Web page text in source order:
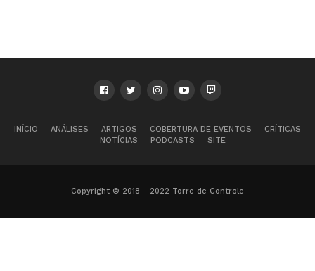
INÍCIO ANÁLISES ARTIGOS COBERTURA DE EVENTOS
CRÍTICAS
NOTÍCIAS
PODCASTS SITE
Copyright © 2018 - 2022 Torre de Controle